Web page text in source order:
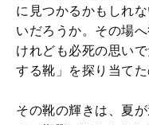
に見つかるかもしれ
いだろうか。その場
けれども必死の思い
する靴」を探り当てた
その靴の輝きは、夏